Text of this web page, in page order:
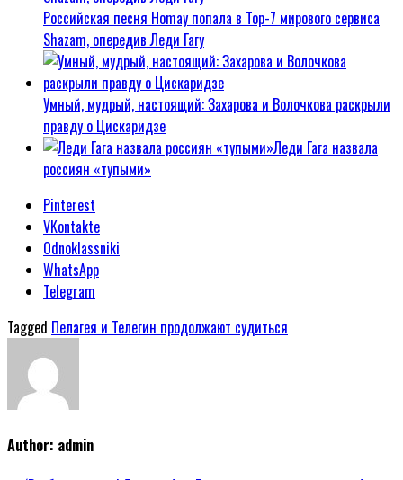
Российская песня Homay попала в Top-7 мирового сервиса
Shazam, опередив Леди Гагу
Умный, мудрый, настоящий: Захарова и Волочкова раскрыли
правду о Цискаридзе
Леди Гага назвала
россиян «тупыми»
Pinterest
VKontakte
Odnoklassniki
WhatsApp
Telegram
Tagged Пелагея и Телегин продолжают судиться
Author: admin